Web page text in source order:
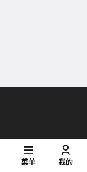
菜单 我的